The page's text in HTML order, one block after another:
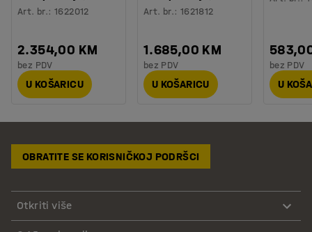
Art. br.:1622012
2.354,00 KM
bez PDV
U KOŠARICU
Art. br.: 1621812
1.685,00 KM
bez PDV
U KOŠARICU
bez PDV
U
OBRATITE SE KORISNIČKOJ PODRŠCI
Otkriti više